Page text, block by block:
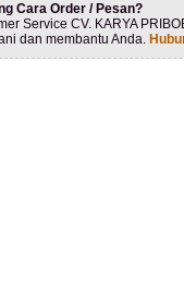
Cara Order / Pesan?
Service CV. KARYA
dan membantu Anda.